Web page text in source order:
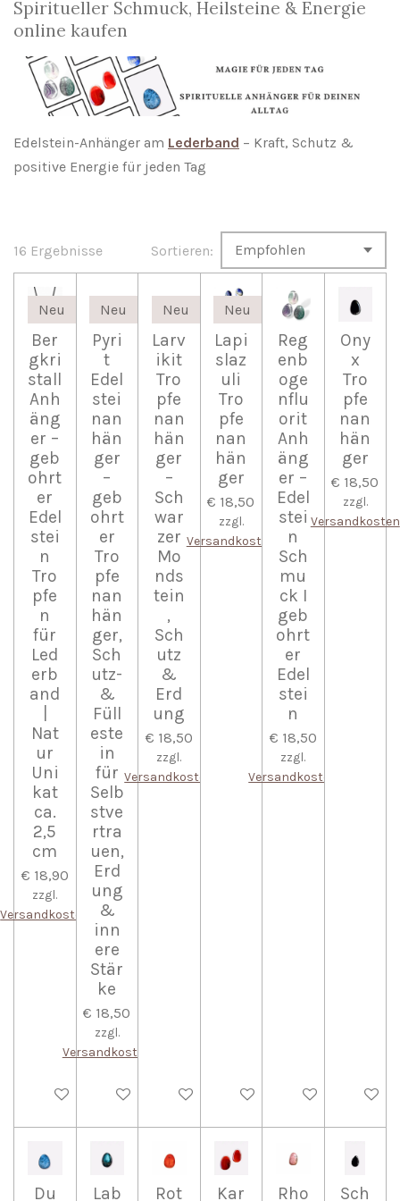
Spiritueller Schmuck, Heilsteine & Energie
online kaufen
Edelstein-Anhänger am Lederband – Kraft, Schutz &
positive Energie für jeden Tag
16 Ergebnisse Sortieren:
Neu
Ber
gkri
stall
Anh
äng
er –
geb
ohrt
er
Edel
stei
n
Tro
pfe
n
für
Led
erb
and
Nat
ur
Uni
kat
ca.
2,5
cm
€ 18,90
zzgl.
Versandkosten
In den Warenkorb
Neu
Pyri
t
Edel
stei
nan
hän
ger
–
geb
ohrt
er
Tro
pfe
nan
hän
ger,
Sch
utz-
&
Füll
este
in
für
Selb
stve
rtra
uen,
Erd
ung
&
inn
ere
Stär
ke
€ 18,50
zzgl.
Versandkosten
In den Warenkorb
Neu
Larv
ikit
Tro
pfe
nan
hän
ger
–
Sch
war
zer
Mo
nds
tein
,
Sch
utz
&
Erd
ung
€ 18,50
zzgl.
Versandkosten
In den Warenkorb
Neu
Lapi
slaz
uli
Tro
pfe
nan
hän
ger
€ 18,50
zzgl.
Versandkosten
In den Warenkorb
Reg
enb
oge
nflu
orit
Anh
äng
er –
Edel
stei
n
Sch
mu
ck I
geb
ohrt
er
Edel
stei
n
€ 18,50
zzgl.
Versandkosten
In den Warenkorb
Ony
x
Tro
pfe
nan
hän
ger
€ 18,50
zzgl.
Versandkosten
In den
Du Lab Rot Kar Rho Sch